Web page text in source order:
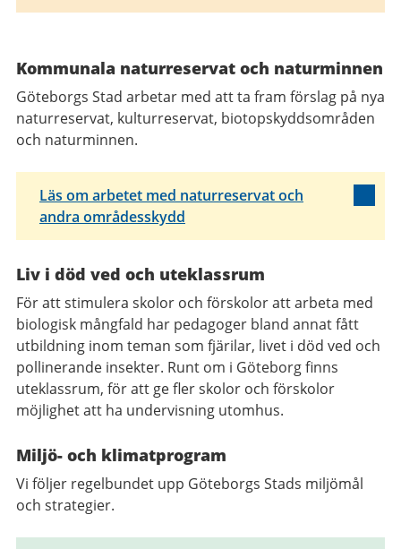
Kommunala naturreservat och naturminnen
Göteborgs Stad arbetar med att ta fram förslag på nya
naturreservat, kulturreservat, biotopskyddsområden
och naturminnen.
Läs om arbetet med naturreservat och
andra områdesskydd
Liv i död ved och uteklassrum
För att stimulera skolor och förskolor att arbeta med
biologisk mångfald har pedagoger bland annat fått
utbildning inom teman som fjärilar, livet i död ved och
pollinerande insekter. Runt om i Göteborg finns
uteklassrum, för att ge fler skolor och förskolor
möjlighet att ha undervisning utomhus.
Miljö- och klimatprogram
Vi följer regelbundet upp Göteborgs Stads miljömål
och strategier.